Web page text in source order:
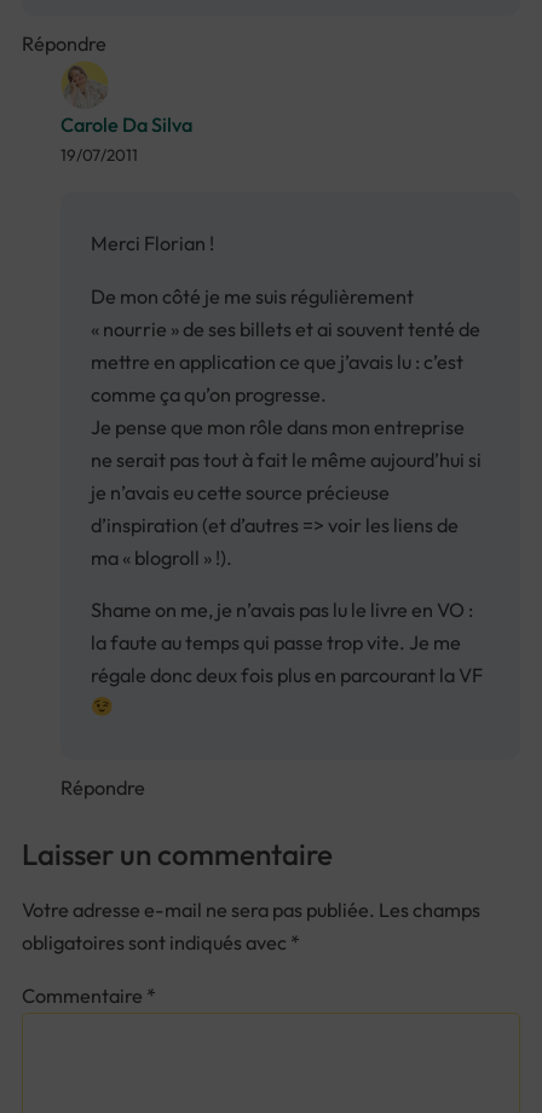
Répondre
Carole Da Silva
19/07/2011
Merci Florian !
De mon côté je me suis régulièrement
« nourrie » de ses billets et ai souvent tenté de
mettre en application ce que j’avais lu : c’est
comme ça qu’on progresse.
Je pense que mon rôle dans mon entreprise
ne serait pas tout à fait le même aujourd’hui si
je n’avais eu cette source précieuse
d’inspiration (et d’autres => voir les liens de
ma « blogroll » !).
Shame on me, je n’avais pas lu le livre en VO :
la faute au temps qui passe trop vite. Je me
régale donc deux fois plus en parcourant la VF
Répondre
Laisser un commentaire
Votre adresse e-mail ne sera pas publiée. Les champs
obligatoires sont indiqués avec *
Commentaire *